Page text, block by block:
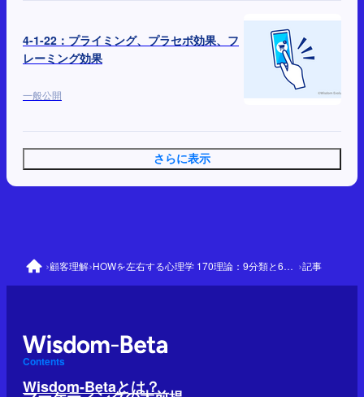
4-1-22：プライミング、プラセボ効果、フ
レーミング効果
一般公開
さらに表示
›顧客理解› HOWを左右する心理学 170理論：9分類と64の優先理論 ›記事
Contents
Wisdom-Betaとは？